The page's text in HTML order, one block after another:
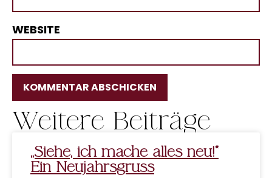
WEBSITE
ALTERNATIVE:
Weitere Beiträge
„Siehe, ich mache alles neu!“
Ein Neujahrsgruss